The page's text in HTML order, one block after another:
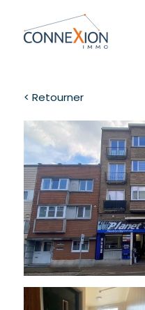
< Retourner